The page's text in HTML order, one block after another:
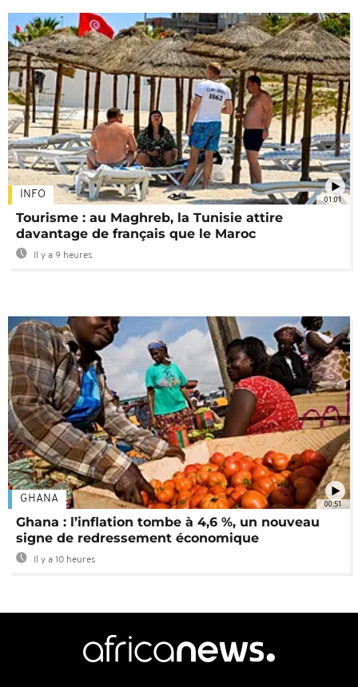
01:01
INFO
Tourisme : au Maghreb, la Tunisie attire
davantage de français que le Maroc
Il y a 9 heures
00:51
GHANA
Ghana : l’inflation tombe à 4,6 %, un nouveau
signe de redressement économique
Il y a 10 heures